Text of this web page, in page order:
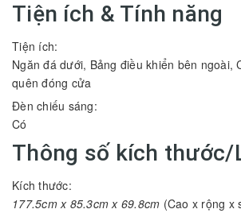
Tiện ích & Tính năng
Tiện ích:
Ngăn đá dưới, Bảng điều khiển bên ngoài,
quên đóng cửa
Đèn chiếu sáng:
Có
Thông số kích thước/
Kích thước:
177.5cm x 85.3cm x 69.8cm (Cao x rộng x